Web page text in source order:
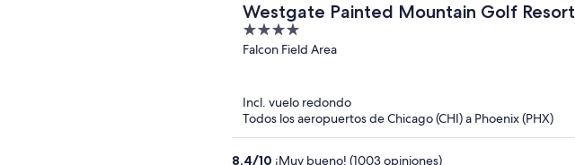
Westgate Painted Mountain Golf Resort
4
out
Falcon Field Area
Incl. vuelo redondo
Todos los aeropuertos de Chicago (CHI) a Phoenix (PHX)
8.4/10 ¡Muy bueno! (1003 opiniones)